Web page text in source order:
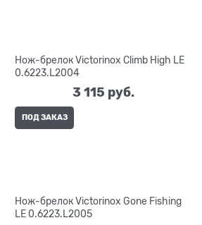
Нож-брелок Victorinox Climb High LE
0.6223.L2004
3 115 руб.
ПОД ЗАКАЗ
Нож-брелок Victorinox Gone Fishing
LE 0.6223.L2005